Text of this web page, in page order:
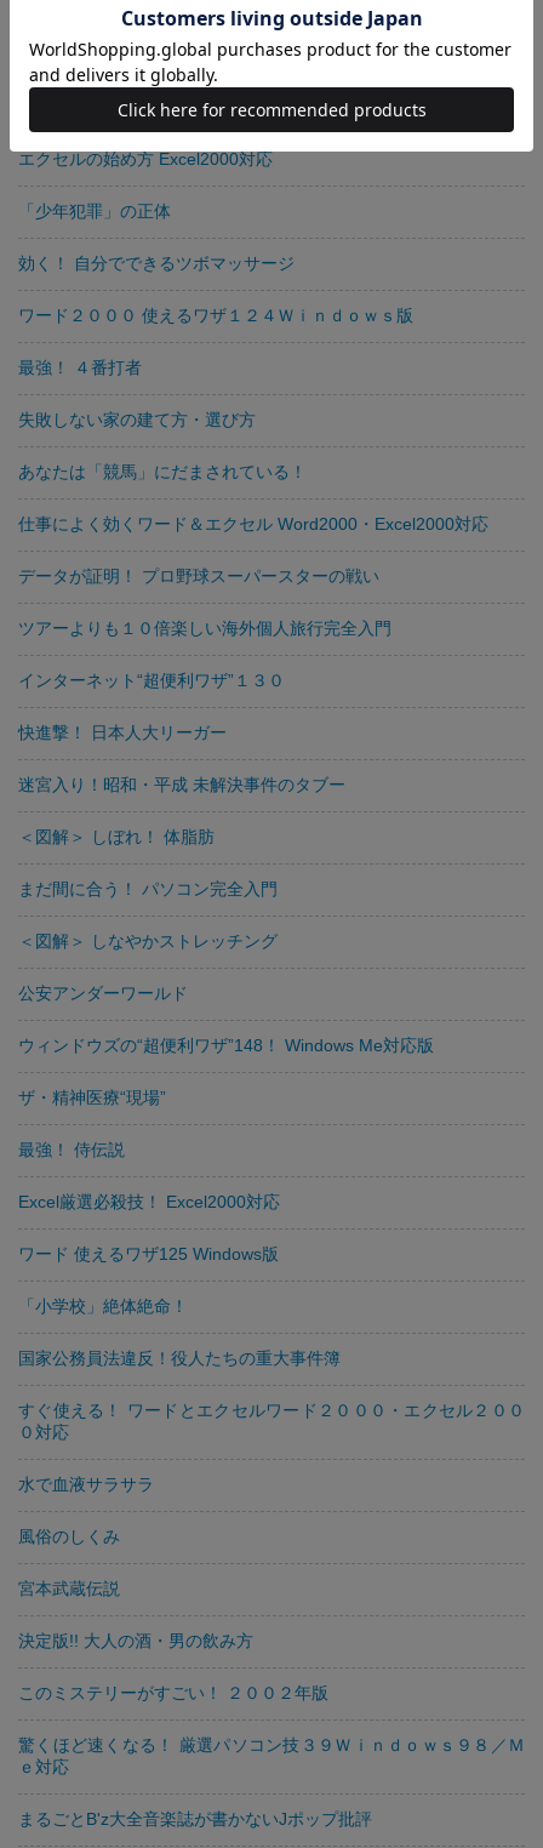
図解！ 最新スポーツトレーニング脂肪を燃やす、しなやかな筋肉
をつくる
インターネットの安全な歩き方
エクセルの始め方 Excel2000対応
「少年犯罪」の正体
効く！ 自分でできるツボマッサージ
ワード２０００ 使えるワザ１２４Ｗｉｎｄｏｗｓ版
最強！ ４番打者
失敗しない家の建て方・選び方
あなたは「競馬」にだまされている！
仕事によく効くワード＆エクセル Word2000・Excel2000対応
データが証明！ プロ野球スーパースターの戦い
ツアーよりも１０倍楽しい海外個人旅行完全入門
インターネット“超便利ワザ”１３０
快進撃！ 日本人大リーガー
迷宮入り！昭和・平成 未解決事件のタブー
＜図解＞ しぼれ！ 体脂肪
まだ間に合う！ パソコン完全入門
＜図解＞ しなやかストレッチング
公安アンダーワールド
ウィンドウズの“超便利ワザ”148！ Windows Me対応版
ザ・精神医療“現場”
最強！ 侍伝説
Excel厳選必殺技！ Excel2000対応
ワード 使えるワザ125 Windows版
「小学校」絶体絶命！
国家公務員法違反！役人たちの重大事件簿
すぐ使える！ ワードとエクセルワード２０００・エクセル２００
０対応
水で血液サラサラ
風俗のしくみ
宮本武蔵伝説
決定版!! 大人の酒・男の飲み方
このミステリーがすごい！ ２００２年版
驚くほど速くなる！ 厳選パソコン技３９Ｗｉｎｄｏｗｓ９８／Ｍ
ｅ対応
まるごとB'z大全音楽誌が書かないJポップ批評